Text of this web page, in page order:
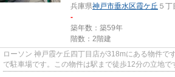
兵庫県神戸市垂水区霞ケ丘 ５丁
-
築年数：築59年
階数：2階建
ローソン 神戸霞ケ丘四丁目店が318mにある物件で
で駐車場です。この物件は駅まで徒歩12分の立地